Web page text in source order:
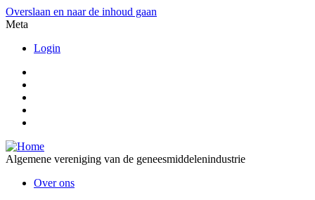
Overslaan en naar de inhoud gaan
Meta
Login
Algemene vereniging van de geneesmiddelenindustrie
Over ons